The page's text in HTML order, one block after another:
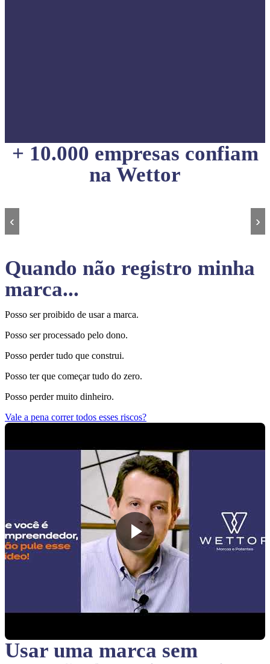
+ 10.000 empresas confiam
na Wettor
‹ ›
Quando não registro minha
marca...
Posso ser proibido de usar a marca.
Posso ser processado pelo dono.
Posso perder tudo que construi.
Posso ter que começar tudo do zero.
Posso perder muito dinheiro.
Vale a pena correr todos esses riscos?
Usar uma marca sem